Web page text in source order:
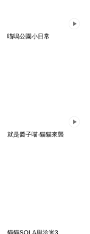
喵嗚公園小日常
就是醬子喵-貓貓來襲
貓貓SOLA與洽米3